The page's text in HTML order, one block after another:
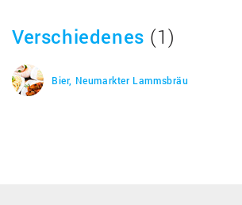
Verschiedenes (1)
Bier, Neumarkter Lammsbräu